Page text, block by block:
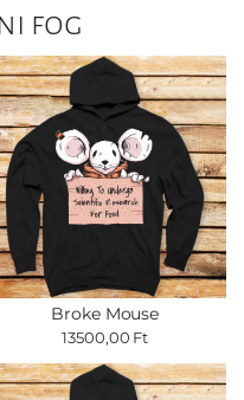
fog
Broke Mouse
13500,00 Ft